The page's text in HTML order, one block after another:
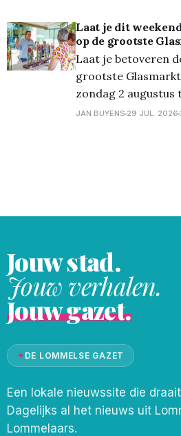
hoogstaand
mogelijkheden van
beiaardinstrument
Zelfs de warmte in
muzikale avond
Laat je dit
op de grootste
Laat je betoveren
grootste
zondag 2 augustus
transformeert het
Lommelse
JAN BUYENS 29 JUL. 2026
Jouw stad.
Jouw verhalen.
Jouw gazet.
✦DE LOMMELSE GAZET
Een lokale nieuwssite die
Dagelijks al het nieuws uit
Lommelaars.